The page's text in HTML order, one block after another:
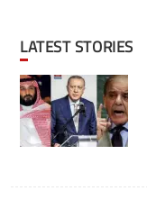
LATEST STORIES